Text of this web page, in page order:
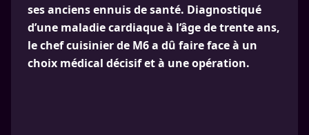
ses anciens ennuis de santé. Diagnostiqué
d’une maladie cardiaque à l’âge de trente ans,
le chef cuisinier de M6 a dû faire face à un
choix médical décisif et à une opération.